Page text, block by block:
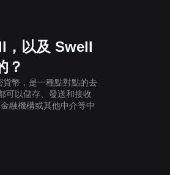
，以及 Swell
？
貨幣，是一種點對點的去
可以儲存、發送和接收
融機構或其他中介等中